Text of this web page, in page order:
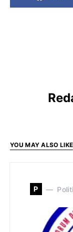
YOU MAY ALSO LIKE
P